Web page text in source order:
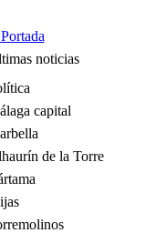
noticias
capital
de la Torre